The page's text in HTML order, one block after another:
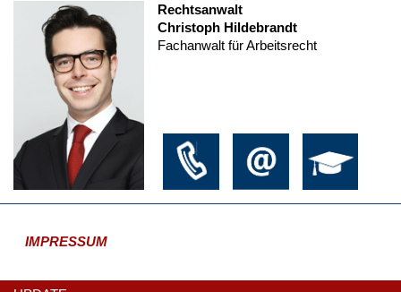
Rechtsanwalt
Christoph Hildebrandt
Fachanwalt für Arbeitsrecht
IMPRESSUM